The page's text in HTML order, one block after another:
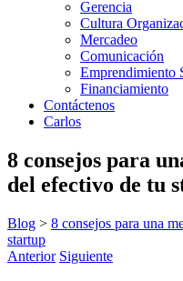
Gerencia
Cultura
Mercadeo
Comunicación
Emprendimiento
Financiamiento
Contáctenos
Carlos
8 consejos para
del efectivo de tu
Blog > 8 consejos para una
startup
Anterior Siguiente